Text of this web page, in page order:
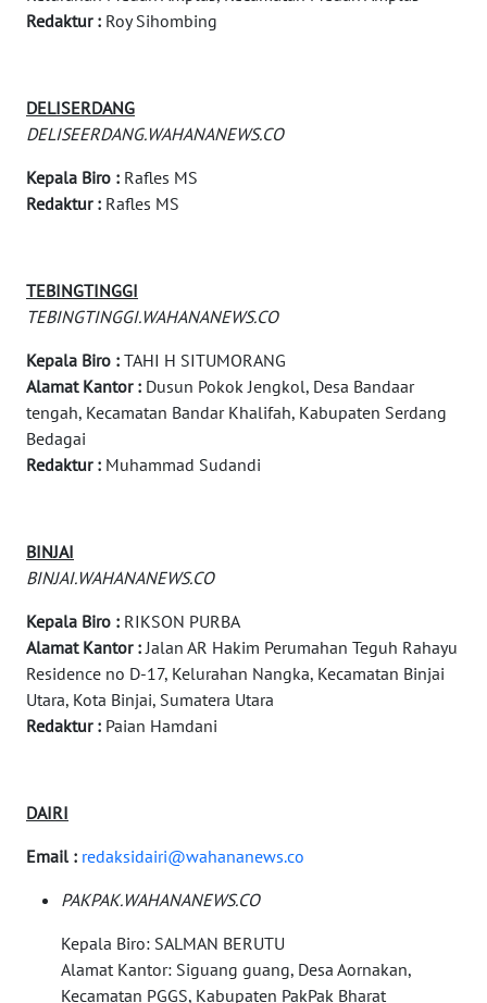
Redaktur : Roy Sihombing
DELISERDANG
DELISEERDANG.WAHANANEWS.CO
Kepala Biro : Rafles MS
Redaktur : Rafles MS
TEBINGTINGGI
TEBINGTINGGI.WAHANANEWS.CO
Kepala Biro : TAHI H SITUMORANG
Alamat Kantor : Dusun Pokok Jengkol, Desa Bandaar
tengah, Kecamatan Bandar Khalifah, Kabupaten Serdang
Bedagai
Redaktur : Muhammad Sudandi
BINJAI
BINJAI.WAHANANEWS.CO
Kepala Biro : RIKSON PURBA
Alamat Kantor : Jalan AR Hakim Perumahan Teguh Rahayu
Residence no D-17, Kelurahan Nangka, Kecamatan Binjai
Utara, Kota Binjai, Sumatera Utara
Redaktur : Paian Hamdani
DAIRI
Email : redaksidairi@wahananews.co
PAKPAK.WAHANANEWS.CO
Kepala Biro: SALMAN BERUTU
Alamat Kantor: Siguang guang, Desa Aornakan,
Kecamatan PGGS, Kabupaten PakPak Bharat
WN
WN
BEKASI
WN
BOGOR
DEPOK
TAPANULI
UTARA
WN
SAMOSIR
PADANG
LAWAS
WN
SUMEDANG
WN
CIANJUR
KEPULAUAN
WN
TANGERANG
WN
BINJAI